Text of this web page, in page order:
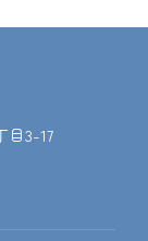
目3-17